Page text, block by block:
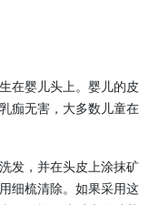
在婴儿头上。婴儿的皮
痂无害，大多数儿童在
发，并在头皮上涂抹矿
细梳清除。如果采用这